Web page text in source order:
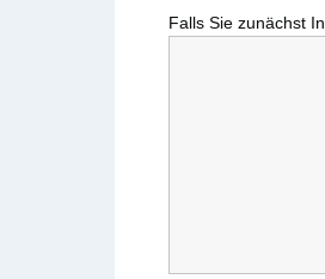
Falls Sie zunächst